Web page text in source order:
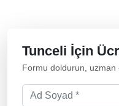
Tunceli İçin
Formu doldurun, uzman